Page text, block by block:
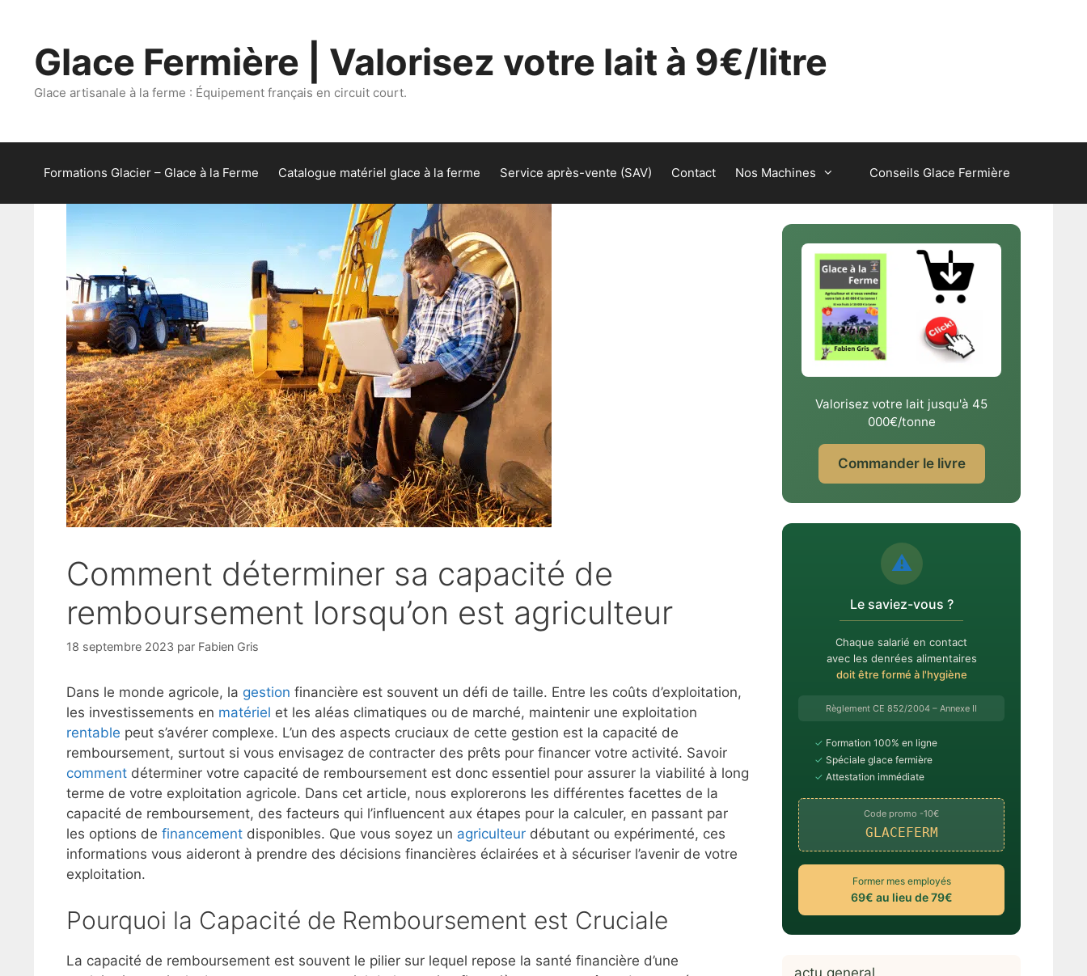
contenuGlace Fermière | Valorisez votre lait à 9€/litre
Glace artisanale à la ferme : Équipement français en circuit court.
Formations Glacier – Glace à la Ferme Catalogue matériel glace à la ferme Service après-vente (SAV) Contact Nos Machines Conseils Glace Fermière
Comment déterminer sa capacité de
remboursement lorsqu’on est agriculteur
18 septembre 2023 par Fabien Gris
Dans le monde agricole, la gestion financière est souvent un défi de taille. Entre les coûts d’exploitation,
les investissements en matériel et les aléas climatiques ou de marché, maintenir une exploitation
rentable peut s’avérer complexe. L’un des aspects cruciaux de cette gestion est la capacité de
remboursement, surtout si vous envisagez de contracter des prêts pour financer votre activité. Savoir
comment déterminer votre capacité de remboursement est donc essentiel pour assurer la viabilité à long
terme de votre exploitation agricole. Dans cet article, nous explorerons les différentes facettes de la
capacité de remboursement, des facteurs qui l’influencent aux étapes pour la calculer, en passant par
les options de financement disponibles. Que vous soyez un agriculteur débutant ou expérimenté, ces
informations vous aideront à prendre des décisions financières éclairées et à sécuriser l’avenir de votre
exploitation.
Pourquoi la Capacité de Remboursement est Cruciale
La capacité de remboursement est souvent le pilier sur lequel repose la santé financière d’une
Valorisez votre lait jusqu'à 45
000€/tonne
Commander le livre
⚠️
Le saviez-vous ?
Chaque salarié en contact
avec les denrées alimentaires
doit être formé à l'hygiène
Règlement CE 852/2004 – Annexe II
✓ Formation 100% en ligne
✓ Spéciale glace fermière
✓ Attestation immédiate
Code promo -10€
GLACEFERM
Former mes employés
69€ au lieu de 79€
actu general